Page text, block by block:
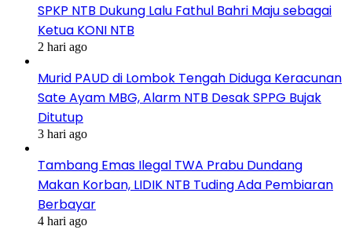
SPKP NTB Dukung Lalu Fathul Bahri Maju sebagai
Ketua KONI NTB
2 hari ago
Murid PAUD di Lombok Tengah Diduga Keracunan
Sate Ayam MBG, Alarm NTB Desak SPPG Bujak
Ditutup
3 hari ago
Tambang Emas Ilegal TWA Prabu Dundang
Makan Korban, LIDIK NTB Tuding Ada Pembiaran
Berbayar
4 hari ago